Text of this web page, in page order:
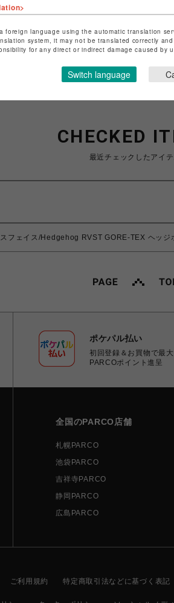
舗名
定商取引法など法令に基づく表記はこちら
ョップお問い合わせはこちら
CHECKED
最近チェックしたアイテ
フェイス/Hedgehog RVST GORE-TEX ヘッジ
ポケパル払い
初回登録＆お買物で最
PARCOポイント進呈
全国のPARCO店舗
札幌PARCO
池袋PARCO
吉祥寺PARCO
静岡PARCO
広島PARCO
ご利用規約 特定商取引法などに基づく表記
foreign language using the automatic translation
system, it may not be translated correctly
for any direct or indirect damage caused by
Switch language